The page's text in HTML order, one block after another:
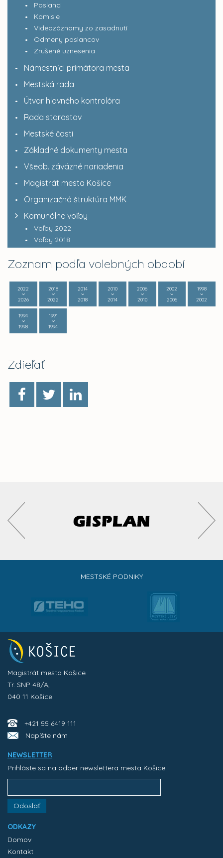
Poslanci
Komisie
Videozáznamy zo zasadnutí
Odmeny poslancov
Zrušené uznesenia
Námestníci primátora mesta
Mestská rada
Útvar hlavného kontrolóra
Rada starostov
Mestské časti
Základné dokumenty mesta
Všeob. záväzné nariadenia
Magistrát mesta Košice
Organizačná štruktúra MMK
Komunálne voľby
Voľby 2022
Voľby 2018
Zoznam podľa volebných období
2022
2026
2018
2022
2014
2018
2010
2014
2006
2010
2002
2006
1998
2002
1994
1998
1991
1994
Zdieľať
MESTSKÉ PODNIKY
Magistrát mesta Košice
Tr. SNP 48/A,
040 11 Košice
+421 55 6419 111
Napíšte nám
NEWSLETTER
Prihláste sa na odber newslettera mesta Košice:
Odoslať
ODKAZY
Domov
Kontakt